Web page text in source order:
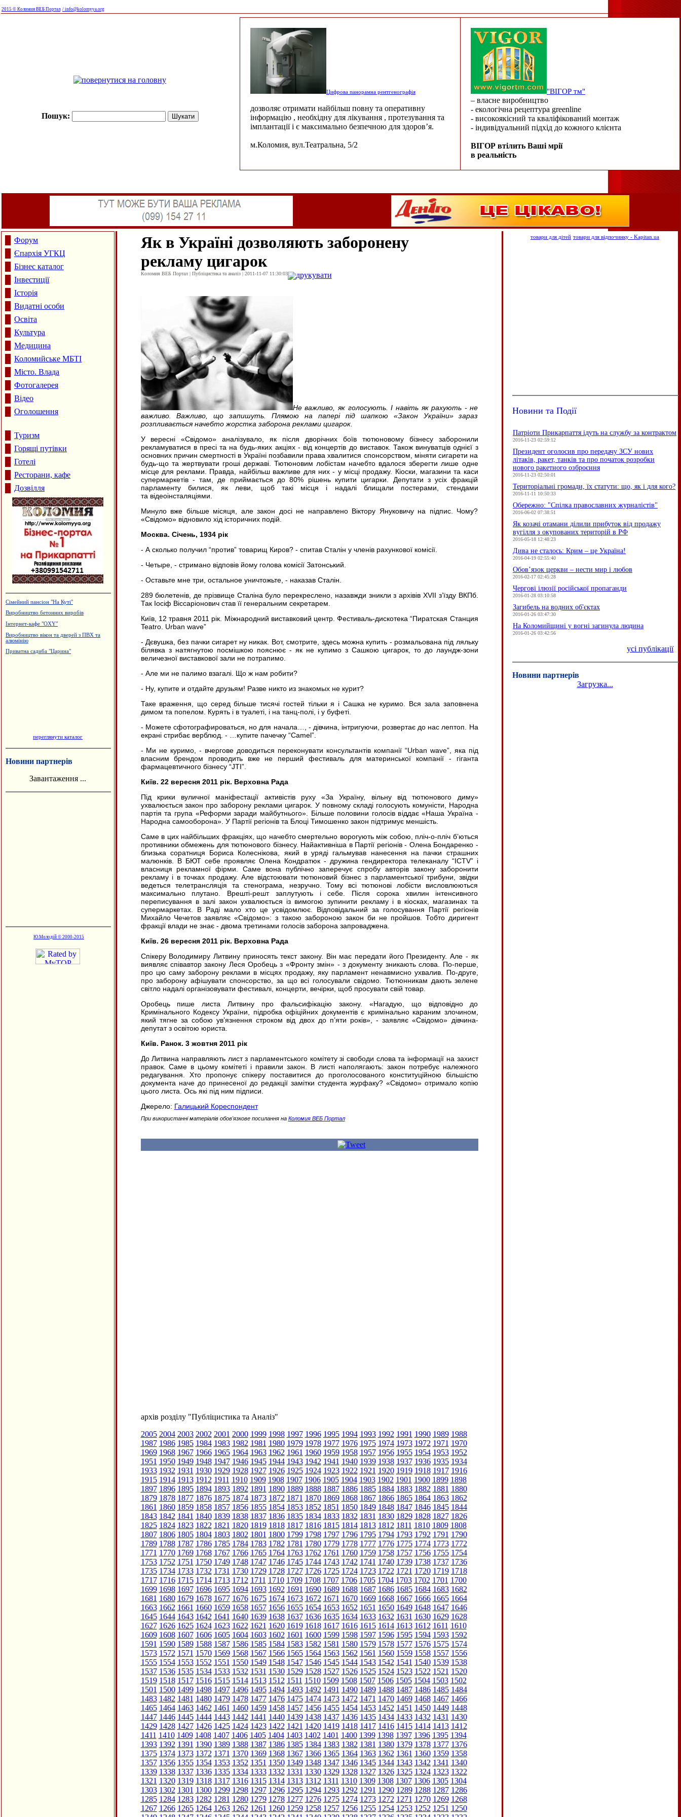
2015 © Коломия ВЕБ Портал / info@kolomyya.org
Пошук:
Цифрова панорамна рентгенографія
дозволяє отримати найбільш повну та оперативну
інформацію , необхідну для лікування , протезування та
імплантації і є максимально безпечною для здоров’я.
м.Коломия, вул.Театральна, 5/2
"ВІГОР тм"
– власне виробництво
- екологічна рецептура greenline
- високоякісний та кваліфікований монтаж
- індивідуальний підхід до кожного клієнта
ВІГОР втілить Ваші мрії
в реальність
Форум
Єпархія УГКЦ
Бізнес каталог
Інвестиції
Історія
Видатні особи
Освіта
Культура
Медицина
Коломийське МБТІ
Місто. Влада
Фотогалерея
Відео
Оголошення
Туризм
Горящі путівки
Готелі
Ресторани, кафе
Дозвілля
Сімейний пансіон "На Куті"
Виробництво бетонних виробів
Інтернет-кафе "OXY"
Виробництво вікон та дверей з ПВХ та
алюмінію
Приватна садиба "Царина"
переглянути каталог
Новини партнерів
Завантаження ...
Ю.Молодій © 2000-2015
Як в Україні дозволяють заборонену
рекламу цигарок
Коломия ВЕБ Портал | Публіцистика та аналіз | 2011-11-07 11:30:03 друкувати
Не важливо, як голосують. І навіть як рахують - не
важливо. Важливо, що запишуть. Плямою на папері під шапкою «Закон України» зараз
розпливається начебто жорстка заборона реклами цигарок.
У вересні «Свідомо» аналізувало, як після дворічних боїв тютюновому бізнесу заборонили
рекламуватися в пресі та на будь-яких акціях - від концертів до виставок. Також винуватців однієї з
основних причин смертності в Україні позбавили права хвалитися спонсорством, міняти сигарети на
будь-що та жертвувати гроші державі. Тютюновим лобістам начебто вдалося зберегти лише одне
місце для реклами. Правда, найбільш важливе для них - у місці продажу. Кіоски, магазини та каси
супермаркетів - там, де приймається до 80% рішень купити цигарки. Депутати з усіх фракцій
парламенту билися, як леви, щоб такі місця і надалі блищали постерами, стендами
та відеоінсталяціями.
Минуло вже більше місяця, але закон досі не направлено Віктору Януковичу на підпис. Чому?
«Свідомо» відновило хід історичних подій.
Москва. Січень, 1934 рік
- А сколько получил “против” товарищ Киров? - спитав Сталін у членів рахункової комісії.
- Четыре, - стримано відповів йому голова комісії Затонський.
- Оставьте мне три, остальное уничтожьте, - наказав Сталін.
289 бюлетенів, де прізвище Сталіна було перекреслено, назавжди зникли з архівів XVII з’їзду ВКПб.
Так Іосіф Віссаріонович став її генеральним секретарем.
Київ, 12 травня 2011 рік. Міжнародний виставковий центр. Фестиваль-дискотека “Пиратская Станция
Teatro. Urban wave”
- Дєвушка, без пачки сигарет ну никак. Вот, смотрите, здесь можна купить - розмальована під ляльку
білявка з натягнутою посмішкою пояснює - як не купимо з Сашкою цигарок, то до лаундж-зони
величезної виставкової зали не потрапимо.
- Але ми не палимо взагалі. Що ж нам робити?
- Ну, купите и отдайте друзьям! Разве никто из знакомых не курит?
Таке враження, що серед більше тисячі гостей тільки я і Сашка не куримо. Вся зала заповнена
димом та попелом. Курять і в туалеті, і на танц-полі, і у буфеті.
- Можете сфотографироваться, но для начала…, - дівчина, інтригуючи, розвертає до нас лептоп. На
екрані стрибає верблюд. - …купите пачечку “Camel”.
- Ми не куримо, - вчергове доводиться переконувати консультантів компанії “Urban wave”, яка під
власним брендом проводить вже не перший фестиваль для материнської компанії - гіганта
фармацевтичного бізнесу “JTI”.
Київ. 22 вересня 2011 рік. Верховна Рада
Під крики вуличної маніфестації активістів руху «За Україну, вільну від тютюнового диму»
ухвалюється закон про заборону реклами цигарок. У повному складі голосують комуністи, Народна
партія та група «Реформи заради майбутнього». Більше половини голосів віддає «Наша Україна -
Народна самооборона». У Партії регіонів та Блоці Тимошенко закон підтримує меншість.
Саме в цих найбільших фракціях, що начебто смертельно ворогують між собою, пліч-о-пліч б’ються
противники обмежень для тютюнового бізнесу. Найактивніша в Партії регіонів - Олена Бондаренко -
близька соратниця Бориса Колеснікова, який в уряді гальмував нанесення на пачки страшних
малюнків. В БЮТ себе проявляє Олена Кондратюк - дружина гендиректора телеканалу “ICTV” і
власниця рекламної фірми. Саме вона публічно заперечує спробу авторів закону заборонити
рекламу і в точках продажу. Але відстоювати тютюновий бізнес з парламентської трибуни, звідки
ведеться телетрансляція та стенограма, незручно. Тому всі тютюнові лобісти висловлюються
максимально плутано. Врешті-решт заплутують і себе. Після сорока хвилин інтенсивного
переписування в залі закон ухвалюється із вимогою зупинити рекламу і в кіосках, магазинах та
супермаркетах. В Раді мало хто це усвідомлює. Відповідальний за голосування Партії регіонів
Михайло Чечетов заявляє «Свідомо»: з такою забороною закон би не пройшов. Тобто диригент
фракції влади не знає - двома третинами голосів заборона запроваджена.
Київ. 26 вересня 2011 рік. Верховна Рада
Спікеру Володимиру Литвину приносять текст закону. Він має передати його Президенту. Але - як
виявляє співавтор закону Леся Оробець з «Фронту змін» - з документу зникають слова. По-перше,
про цю саму заборону реклами в місцях продажу, яку парламент ненавмисно ухвалив. По-друге,
про заборону афішувати спонсорство, за що всі голосували свідомо. Тютюнникам дають зелене
світло надалі організовувати фестивалі, концерти, вечірки, щоб просувати свій товар.
Оробець пише листа Литвину про фальсифікацію закону. «Нагадую, що відповідно до
Кримінального Кодексу України, підробка офіційних документів є кримінально караним злочином,
який тягне за собою ув’язнення строком від двох до п’яти років», - заявляє «Свідомо» дівчина-
депутат з освітою юриста.
Київ. Ранок. 3 жовтня 2011 рік
До Литвина направляють лист з парламентського комітету зі свободи слова та інформації на захист
правок. Саме в цьому комітеті і правили закон. В листі наполягають: закон потребує належного
редагування. Хто пропонує спікеру поставитися до проголосованого конституційною більшістю
документа наче до принесеної до редакції замітки студента журфаку? «Свідомо» отримало копію
цього листа. Ось які під ним підписи.
Джерело: Галицький Кореспондент
При використанні матеріалів обов'язкове посилання на Коломия ВЕБ Портал
архів розділу "Публіцистика та Аналіз"
2005 2004 2003 2002 2001 2000 1999 1998 1997 1996 1995 1994 1993 1992 1991 1990 1989 1988
1987 1986 1985 1984 1983 1982 1981 1980 1979 1978 1977 1976 1975 1974 1973 1972 1971 1970
1969 1968 1967 1966 1965 1964 1963 1962 1961 1960 1959 1958 1957 1956 1955 1954 1953 1952
1951 1950 1949 1948 1947 1946 1945 1944 1943 1942 1941 1940 1939 1938 1937 1936 1935 1934
1933 1932 1931 1930 1929 1928 1927 1926 1925 1924 1923 1922 1921 1920 1919 1918 1917 1916
1915 1914 1913 1912 1911 1910 1909 1908 1907 1906 1905 1904 1903 1902 1901 1900 1899 1898
1897 1896 1895 1894 1893 1892 1891 1890 1889 1888 1887 1886 1885 1884 1883 1882 1881 1880
1879 1878 1877 1876 1875 1874 1873 1872 1871 1870 1869 1868 1867 1866 1865 1864 1863 1862
1861 1860 1859 1858 1857 1856 1855 1854 1853 1852 1851 1850 1849 1848 1847 1846 1845 1844
1843 1842 1841 1840 1839 1838 1837 1836 1835 1834 1833 1832 1831 1830 1829 1828 1827 1826
1825 1824 1823 1822 1821 1820 1819 1818 1817 1816 1815 1814 1813 1812 1811 1810 1809 1808
1807 1806 1805 1804 1803 1802 1801 1800 1799 1798 1797 1796 1795 1794 1793 1792 1791 1790
1789 1788 1787 1786 1785 1784 1783 1782 1781 1780 1779 1778 1777 1776 1775 1774 1773 1772
1771 1770 1769 1768 1767 1766 1765 1764 1763 1762 1761 1760 1759 1758 1757 1756 1755 1754
1753 1752 1751 1750 1749 1748 1747 1746 1745 1744 1743 1742 1741 1740 1739 1738 1737 1736
1735 1734 1733 1732 1731 1730 1729 1728 1727 1726 1725 1724 1723 1722 1721 1720 1719 1718
1717 1716 1715 1714 1713 1712 1711 1710 1709 1708 1707 1706 1705 1704 1703 1702 1701 1700
1699 1698 1697 1696 1695 1694 1693 1692 1691 1690 1689 1688 1687 1686 1685 1684 1683 1682
1681 1680 1679 1678 1677 1676 1675 1674 1673 1672 1671 1670 1669 1668 1667 1666 1665 1664
1663 1662 1661 1660 1659 1658 1657 1656 1655 1654 1653 1652 1651 1650 1649 1648 1647 1646
1645 1644 1643 1642 1641 1640 1639 1638 1637 1636 1635 1634 1633 1632 1631 1630 1629 1628
1627 1626 1625 1624 1623 1622 1621 1620 1619 1618 1617 1616 1615 1614 1613 1612 1611 1610
1609 1608 1607 1606 1605 1604 1603 1602 1601 1600 1599 1598 1597 1596 1595 1594 1593 1592
1591 1590 1589 1588 1587 1586 1585 1584 1583 1582 1581 1580 1579 1578 1577 1576 1575 1574
1573 1572 1571 1570 1569 1568 1567 1566 1565 1564 1563 1562 1561 1560 1559 1558 1557 1556
1555 1554 1553 1552 1551 1550 1549 1548 1547 1546 1545 1544 1543 1542 1541 1540 1539 1538
1537 1536 1535 1534 1533 1532 1531 1530 1529 1528 1527 1526 1525 1524 1523 1522 1521 1520
1519 1518 1517 1516 1515 1514 1513 1512 1511 1510 1509 1508 1507 1506 1505 1504 1503 1502
1501 1500 1499 1498 1497 1496 1495 1494 1493 1492 1491 1490 1489 1488 1487 1486 1485 1484
1483 1482 1481 1480 1479 1478 1477 1476 1475 1474 1473 1472 1471 1470 1469 1468 1467 1466
1465 1464 1463 1462 1461 1460 1459 1458 1457 1456 1455 1454 1453 1452 1451 1450 1449 1448
1447 1446 1445 1444 1443 1442 1441 1440 1439 1438 1437 1436 1435 1434 1433 1432 1431 1430
1429 1428 1427 1426 1425 1424 1423 1422 1421 1420 1419 1418 1417 1416 1415 1414 1413 1412
1411 1410 1409 1408 1407 1406 1405 1404 1403 1402 1401 1400 1399 1398 1397 1396 1395 1394
1393 1392 1391 1390 1389 1388 1387 1386 1385 1384 1383 1382 1381 1380 1379 1378 1377 1376
1375 1374 1373 1372 1371 1370 1369 1368 1367 1366 1365 1364 1363 1362 1361 1360 1359 1358
1357 1356 1355 1354 1353 1352 1351 1350 1349 1348 1347 1346 1345 1344 1343 1342 1341 1340
1339 1338 1337 1336 1335 1334 1333 1332 1331 1330 1329 1328 1327 1326 1325 1324 1323 1322
1321 1320 1319 1318 1317 1316 1315 1314 1313 1312 1311 1310 1309 1308 1307 1306 1305 1304
1303 1302 1301 1300 1299 1298 1297 1296 1295 1294 1293 1292 1291 1290 1289 1288 1287 1286
1285 1284 1283 1282 1281 1280 1279 1278 1277 1276 1275 1274 1273 1272 1271 1270 1269 1268
1267 1266 1265 1264 1263 1262 1261 1260 1259 1258 1257 1256 1255 1254 1253 1252 1251 1250
товари для дітей товари для відпочинку - Kapitan.ua
Новини та Події
Патріоти Прикарпаття ідуть на службу за контрактом
2016-11-23 02:59:12
Президент оголосив про передачу ЗСУ нових
літаків, ракет, танків та про початок розробки
нового ракетного озброєння
2016-11-23 02:50:01
Територіальні громади, їх статути: що, як і для кого?
2016-11-11 10:50:33
Обережно: "Спілка православних журналістів"
2016-06-02 07:38:51
Як козачі отамани ділили прибуток від продажу
вугілля з окупованих територій в РФ
2016-05-18 12:48:23
Дива не сталось: Крим – це Україна!
2016-04-19 02:55:40
Обов’язок церкви – нести мир і любов
2016-02-17 02:45:28
Чергові ілюзії російської пропаганди
2016-01-28 03:10:58
Загибель на водних об'єктах
2016-01-26 03:47:30
На Коломийщині у вогні загинула людина
2016-01-26 03:42:56
усі публікації
Новини партнерів
Загрузка...